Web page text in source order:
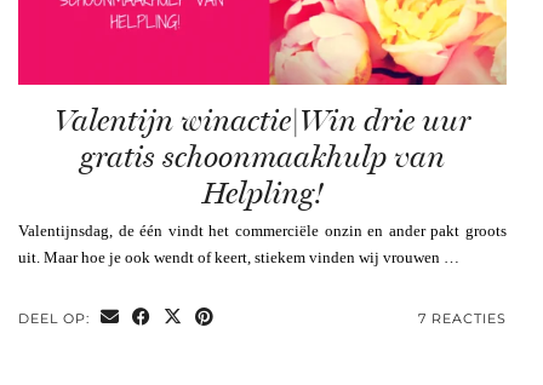
Valentijn winactie|Win drie uur
gratis schoonmaakhulp van
Helpling!
Valentijnsdag, de één vindt het commerciële onzin en ander pakt groots
uit. Maar hoe je ook wendt of keert, stiekem vinden wij vrouwen …
DEEL OP: 7 REACTIES